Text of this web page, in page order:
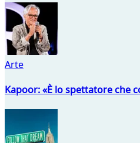
Arte
Kapoor: «È lo spettatore che